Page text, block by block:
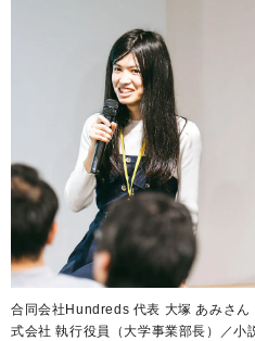
合同会社Hundreds 代表 大塚 あみさ
式会社 執行役員（大学事業部長）／小